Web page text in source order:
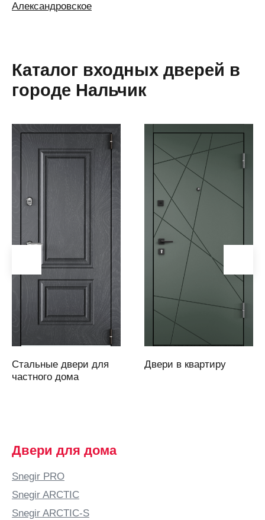
Александровское
Алушта
Альметьевск
Анапа
Анжеро-
Судженск
Аргаяш
Аркадак
область)
Армавир
Артем
Артемовский
Аскарово
область)
Атырау
Аша
Б
Каталог входных дверей в
городе Нальчик
Стальные двери для
частного дома
Двери в квартиру
Двери для дома
Snegir PRO
Snegir ARCTIC
Snegir ARCTIC-S